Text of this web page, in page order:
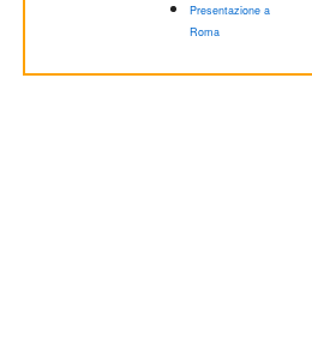
Presentazione a
Roma